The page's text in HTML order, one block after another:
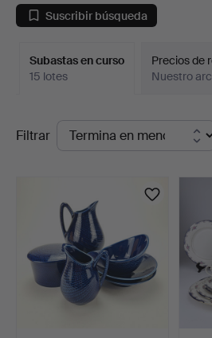
Suscribir búsqueda
Subastas en curso
15 lotes
Precios de
Nuestro
Subastas
en
Filtrar